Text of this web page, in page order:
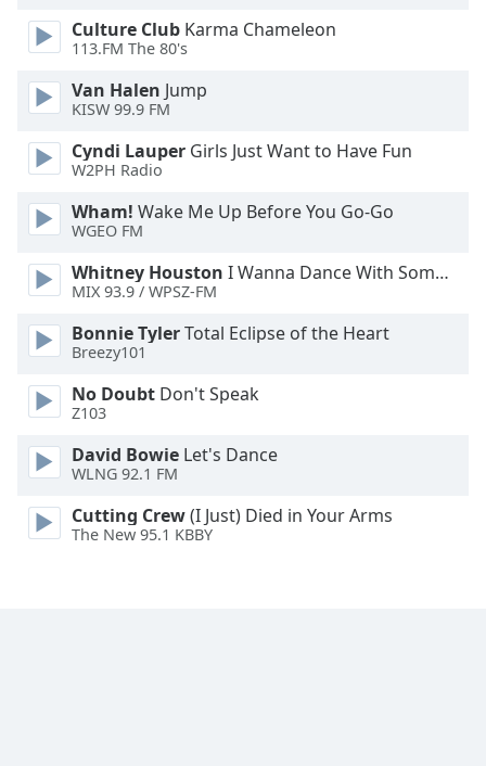
Font
Family
Reset
Close
Modal
dialog
window.
Culture Club Karma Chameleon
113.FM The 80's
Van Halen Jump
KISW 99.9 FM
Cyndi Lauper Girls Just Want to Have Fun
W2PH Radio
Wham! Wake Me Up Before You Go-Go
WGEO FM
Whitney Houston I Wanna Dance With Somebody
MIX 93.9 / WPSZ-FM
Bonnie TylerTotal Eclipse of the Heart
Breezy101
No Doubt Don't Speak
Z103
David Bowie Let's Dance
WLNG 92.1 FM
Cutting Crew(I Just) Died in Your Arms
The New 95.1 KBBY